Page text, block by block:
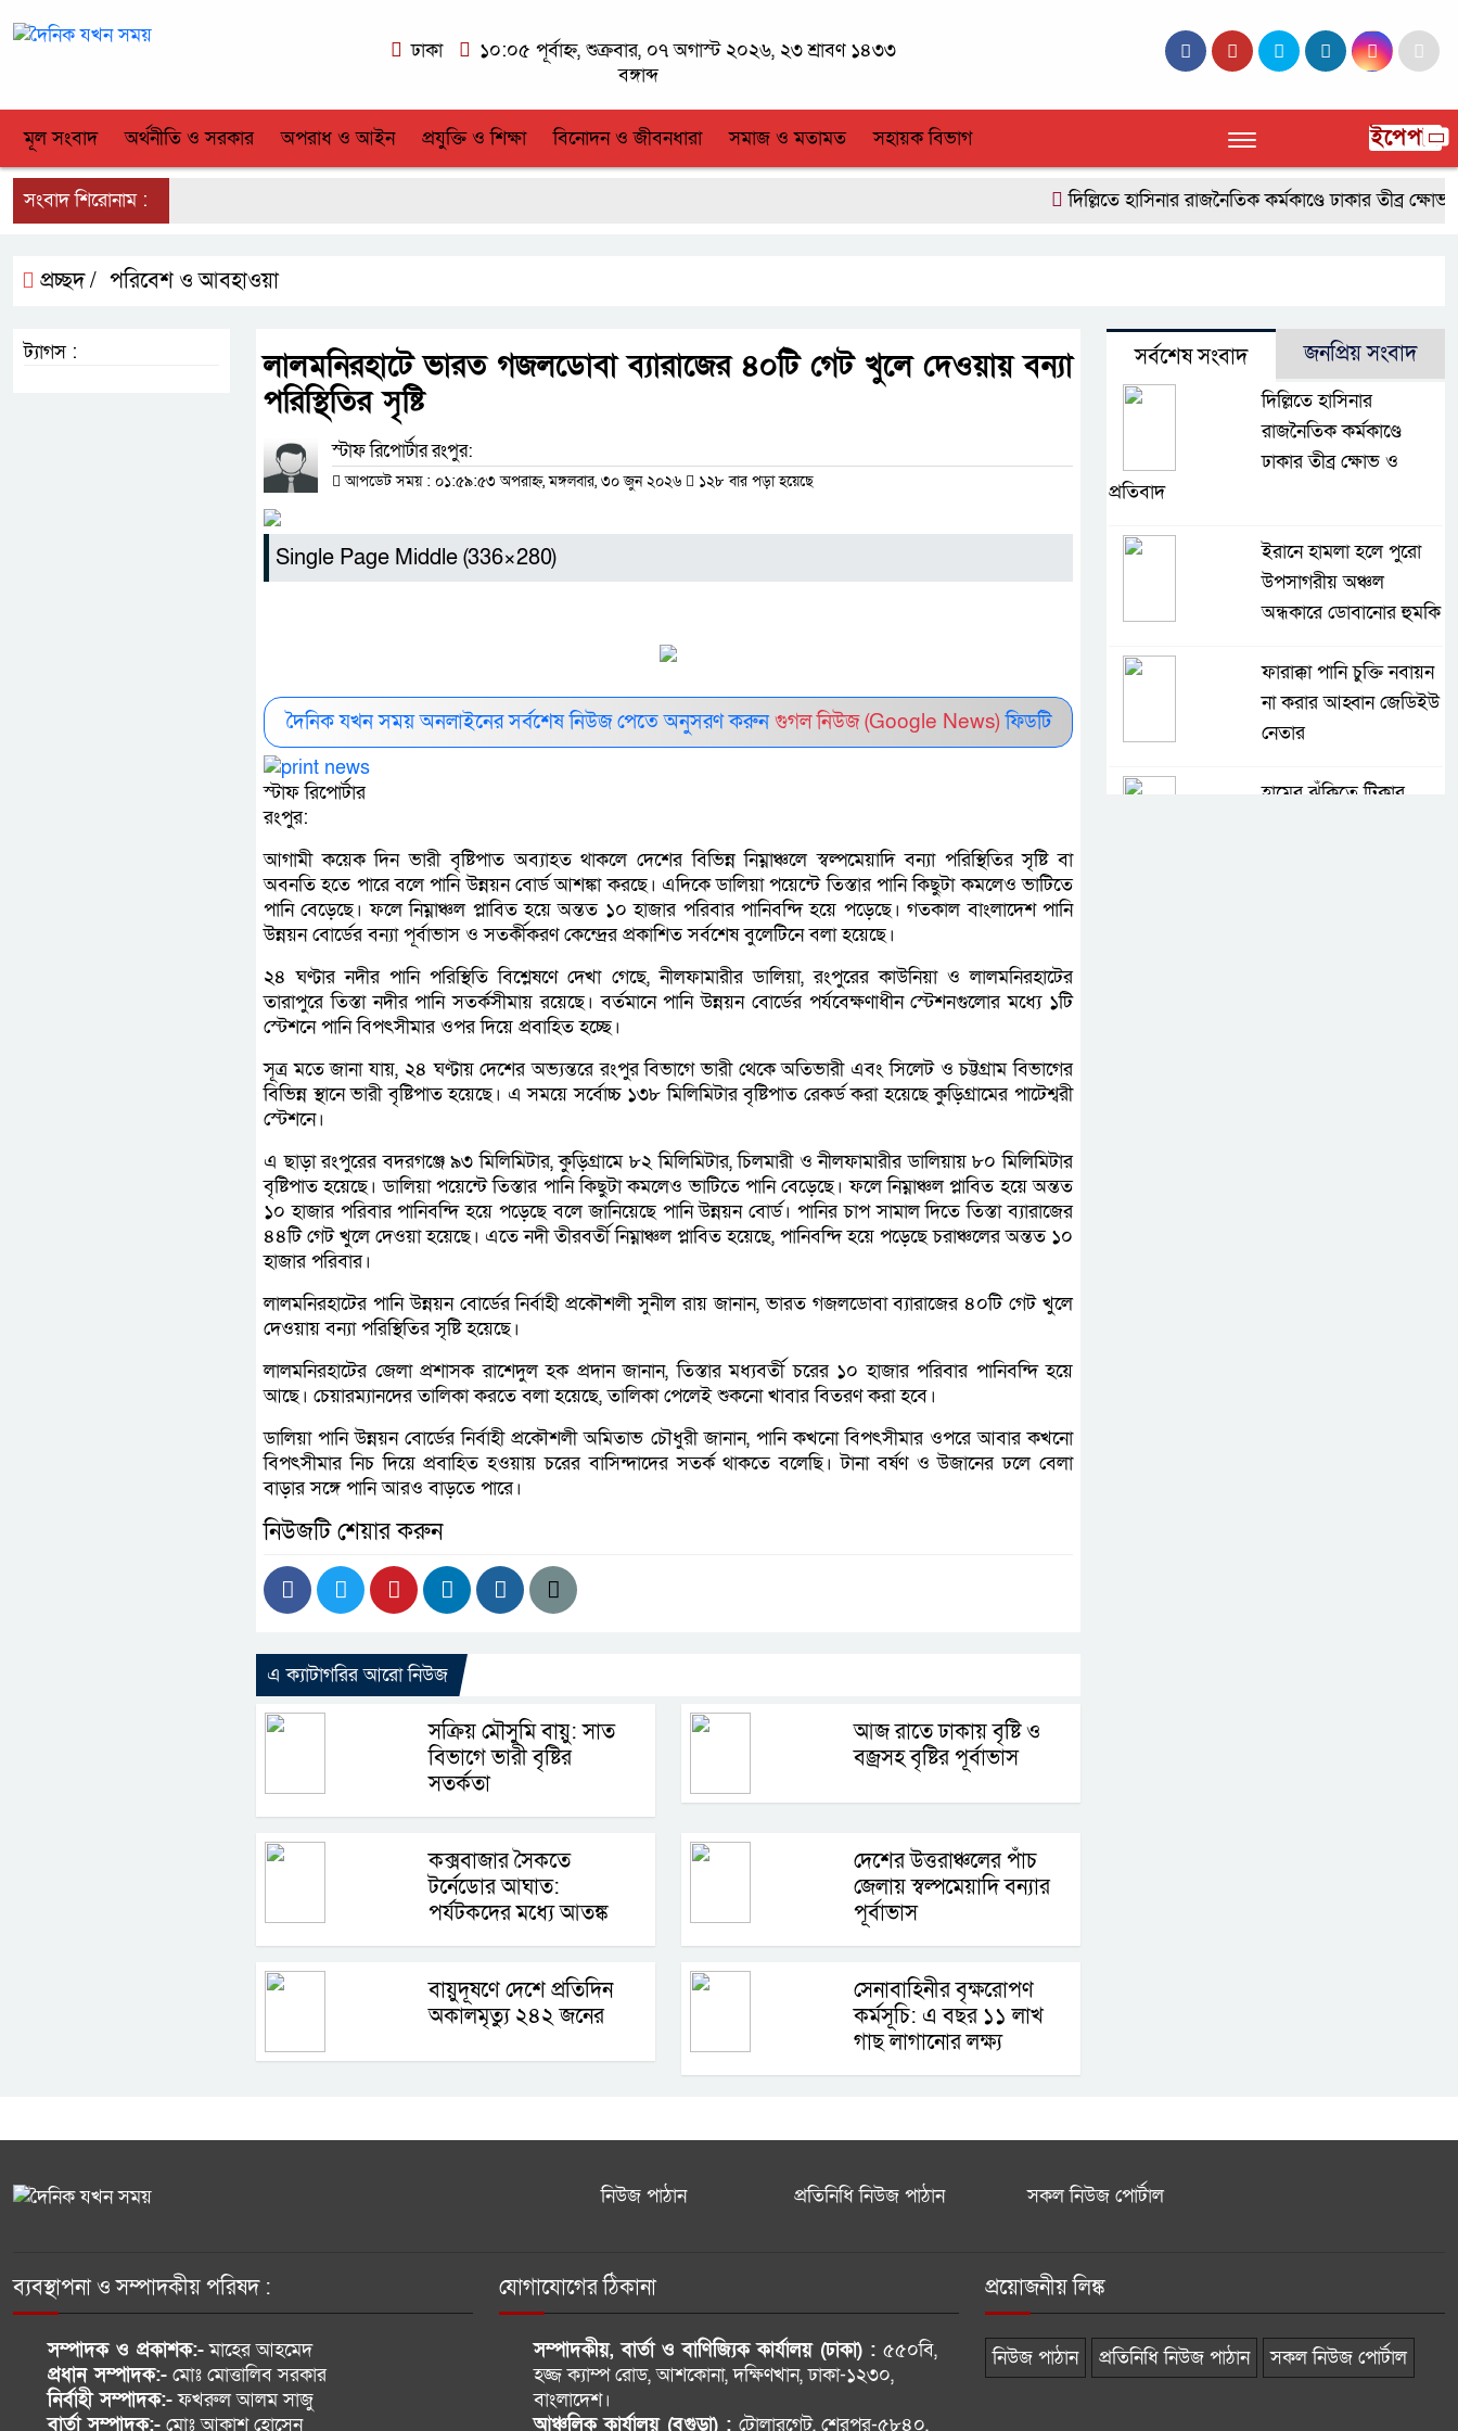
ঢাকা
১০:০৫ পূর্বাহ্ন, শুক্রবার, ০৭ অগাস্ট ২০২৬, ২৩ শ্রাবণ ১৪৩৩
বঙ্গাব্দ
মূল সংবাদ অর্থনীতি ও সরকার অপরাধ ও আইন প্রযুক্তি ও শিক্ষা বিনোদন ও জীবনধারা সমাজ ও মতামত সহায়ক বিভাগ ইপেপার
সংবাদ শিরোনাম : দিল্লিতে হাসিনার রাজনৈতিক কর্মকাণ্ডে ঢাকার তীব্র ক্ষোভ ও
প্রচ্ছদ / পরিবেশ ও আবহাওয়া
লালমনিরহাটে ভারত গজলডোবা ব্যারাজের ৪০টি গেট খুলে দেওয়ায় বন্যা
পরিস্থিতির সৃষ্টি
স্টাফ রিপোর্টার রংপুর:
আপডেট সময় : ০১:৫৯:৫৩ অপরাহ্ন, মঙ্গলবার, ৩০ জুন ২০২৬ ১২৮ বার পড়া হয়েছে
Single Page Middle (336×280)
দৈনিক যখন সময় অনলাইনের সর্বশেষ নিউজ পেতে অনুসরণ করুনগুগল নিউজ (Google News) ফিডটি
স্টাফ রিপোর্টার
রংপুর:
আগামী কয়েক দিন ভারী বৃষ্টিপাত অব্যাহত থাকলে দেশের বিভিন্ন নিম্নাঞ্চলে স্বল্পমেয়াদি বন্যা পরিস্থিতির সৃষ্টি বা
অবনতি হতে পারে বলে পানি উন্নয়ন বোর্ড আশঙ্কা করছে। এদিকে ডালিয়া পয়েন্টে তিস্তার পানি কিছুটা কমলেও ভাটিতে
পানি বেড়েছে। ফলে নিম্নাঞ্চল প্লাবিত হয়ে অন্তত ১০ হাজার পরিবার পানিবন্দি হয়ে পড়েছে। গতকাল বাংলাদেশ পানি
উন্নয়ন বোর্ডের বন্যা পূর্বাভাস ও সতর্কীকরণ কেন্দ্রের প্রকাশিত সর্বশেষ বুলেটিনে বলা হয়েছে।
২৪ ঘণ্টার নদীর পানি পরিস্থিতি বিশ্লেষণে দেখা গেছে, নীলফামারীর ডালিয়া, রংপুরের কাউনিয়া ও লালমনিরহাটের
তারাপুরে তিস্তা নদীর পানি সতর্কসীমায় রয়েছে। বর্তমানে পানি উন্নয়ন বোর্ডের পর্যবেক্ষণাধীন স্টেশনগুলোর মধ্যে ১টি
স্টেশনে পানি বিপৎসীমার ওপর দিয়ে প্রবাহিত হচ্ছে।
সূত্র মতে জানা যায়, ২৪ ঘণ্টায় দেশের অভ্যন্তরে রংপুর বিভাগে ভারী থেকে অতিভারী এবং সিলেট ও চট্টগ্রাম বিভাগের
বিভিন্ন স্থানে ভারী বৃষ্টিপাত হয়েছে। এ সময়ে সর্বোচ্চ ১৩৮ মিলিমিটার বৃষ্টিপাত রেকর্ড করা হয়েছে কুড়িগ্রামের পাটেশ্বরী
স্টেশনে।
এ ছাড়া রংপুরের বদরগঞ্জে ৯৩ মিলিমিটার, কুড়িগ্রামে ৮২ মিলিমিটার, চিলমারী ও নীলফামারীর ডালিয়ায় ৮০ মিলিমিটার
বৃষ্টিপাত হয়েছে। ডালিয়া পয়েন্টে তিস্তার পানি কিছুটা কমলেও ভাটিতে পানি বেড়েছে। ফলে নিম্নাঞ্চল প্লাবিত হয়ে অন্তত
১০ হাজার পরিবার পানিবন্দি হয়ে পড়েছে বলে জানিয়েছে পানি উন্নয়ন বোর্ড। পানির চাপ সামাল দিতে তিস্তা ব্যারাজের
৪৪টি গেট খুলে দেওয়া হয়েছে। এতে নদী তীরবর্তী নিম্নাঞ্চল প্লাবিত হয়েছে, পানিবন্দি হয়ে পড়েছে চরাঞ্চলের অন্তত ১০
হাজার পরিবার।
লালমনিরহাটের পানি উন্নয়ন বোর্ডের নির্বাহী প্রকৌশলী সুনীল রায় জানান, ভারত গজলডোবা ব্যারাজের ৪০টি গেট খুলে
দেওয়ায় বন্যা পরিস্থিতির সৃষ্টি হয়েছে।
লালমনিরহাটের জেলা প্রশাসক রাশেদুল হক প্রদান জানান, তিস্তার মধ্যবর্তী চরের ১০ হাজার পরিবার পানিবন্দি হয়ে
আছে। চেয়ারম্যানদের তালিকা করতে বলা হয়েছে, তালিকা পেলেই শুকনো খাবার বিতরণ করা হবে।
ডালিয়া পানি উন্নয়ন বোর্ডের নির্বাহী প্রকৌশলী অমিতাভ চৌধুরী জানান, পানি কখনো বিপৎসীমার ওপরে আবার কখনো
বিপৎসীমার নিচ দিয়ে প্রবাহিত হওয়ায় চরের বাসিন্দাদের সতর্ক থাকতে বলেছি। টানা বর্ষণ ও উজানের ঢলে বেলা
বাড়ার সঙ্গে পানি আরও বাড়তে পারে।
নিউজটি শেয়ার করুন
এ ক্যাটাগরির আরো নিউজ
সক্রিয় মৌসুমি বায়ু: সাত
বিভাগে ভারী বৃষ্টির
সতর্কতা
আজ রাতে ঢাকায় বৃষ্টি ও
বজ্রসহ বৃষ্টির পূর্বাভাস
কক্সবাজার সৈকতে
টর্নেডোর আঘাত:
পর্যটকদের মধ্যে আতঙ্ক
দেশের উত্তরাঞ্চলের পাঁচ
জেলায় স্বল্পমেয়াদি বন্যার
পূর্বাভাস
বায়ুদূষণে দেশে প্রতিদিন
অকালমৃত্যু ২৪২ জনের
সেনাবাহিনীর বৃক্ষরোপণ
কর্মসূচি: এ বছর ১১ লাখ
গাছ লাগানোর লক্ষ্য
ট্যাগস : সর্বশেষ সংবাদ জনপ্রিয় সংবাদ
দিল্লিতে হাসিনার
রাজনৈতিক কর্মকাণ্ডে
ঢাকার তীব্র ক্ষোভ ও
প্রতিবাদ
ইরানে হামলা হলে পুরো
উপসাগরীয় অঞ্চল
অন্ধকারে ডোবানোর হুমকি
ফারাক্কা পানি চুক্তি নবায়ন
না করার আহ্বান জেডিইউ
নেতার
হামের ঝুঁকিতে টিকার
নিউজ পাঠান প্রতিনিধি নিউজ পাঠান সকল নিউজ পোর্টাল
ব্যবস্থাপনা ও সম্পাদকীয় পরিষদ :
সম্পাদক ও প্রকাশক:-মাহের আহমেদ
প্রধান সম্পাদক:- মোঃ মোত্তালিব সরকার
নির্বাহী সম্পাদক:-ফখরুল আলম সাজু
বার্তা সম্পাদক:- মোঃ আকাশ হোসেন
যোগাযোগের ঠিকানা
সম্পাদকীয়, বার্তা ও বাণিজ্যিক কার্যালয় (ঢাকা) : ৫৫০বি,
হজ্জ ক্যাম্প রোড, আশকোনা, দক্ষিণখান, ঢাকা-১২৩০,
বাংলাদেশ।
আঞ্চলিক কার্যালয় (বগুড়া) : টোলারগেট, শেরপুর-৫৮৪০,
প্রয়োজনীয় লিঙ্ক
নিউজ পাঠান প্রতিনিধি নিউজ পাঠান সকল নিউজ পোর্টাল